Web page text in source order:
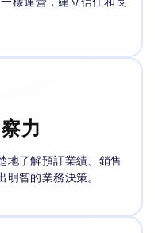
力
地了解預訂業績、銷售
智的業務決策。